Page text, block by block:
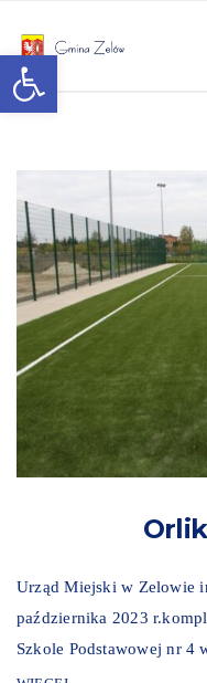
Otwórz pasek
Urząd Miejski w Zelowie
października 2023
Szkole Podstawowej nr 4